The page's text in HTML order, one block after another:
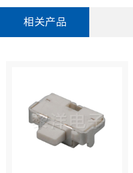
相关产品